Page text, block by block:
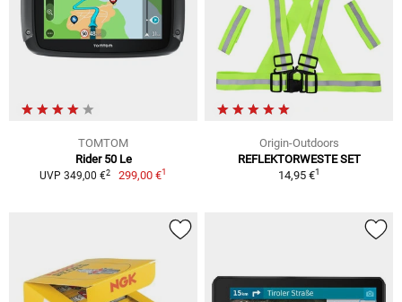
TOMTOM
Rider 50 Le
UVP 349,00 €2 299,00 €1
Origin-Outdoors
REFLEKTORWESTE SET
14,95 €1